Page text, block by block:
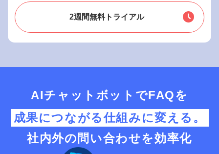
2週間無料トライアル
AIチャットボットでFAQを
成果につながる仕組みに変える。
社内外の問い合わせを効率化